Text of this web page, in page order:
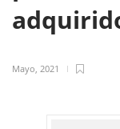
Mayo, 2021